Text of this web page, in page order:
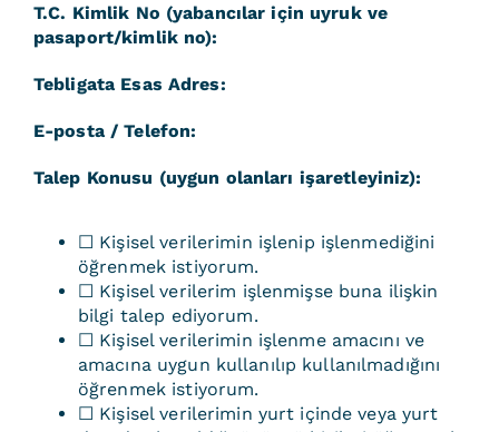
T.C. Kimlik No (yabancılar için uyruk ve
pasaport/kimlik no):
Tebligata Esas Adres:
E-posta / Telefon:
Talep Konusu (uygun olanları işaretleyiniz):
☐ Kişisel verilerimin işlenip işlenmediğini
öğrenmek istiyorum.
☐ Kişisel verilerim işlenmişse buna ilişkin
bilgi talep ediyorum.
☐ Kişisel verilerimin işlenme amacını ve
amacına uygun kullanılıp kullanılmadığını
öğrenmek istiyorum.
☐ Kişisel verilerimin yurt içinde veya yurt